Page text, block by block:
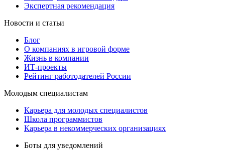
Экспертная рекомендация
Новости и статьи
Блог
О компаниях в игровой форме
Жизнь в компании
ИТ-проекты
Рейтинг работодателей России
Молодым специалистам
Карьера для молодых специалистов
Школа программистов
Карьера в некоммерческих организациях
Боты для уведомлений